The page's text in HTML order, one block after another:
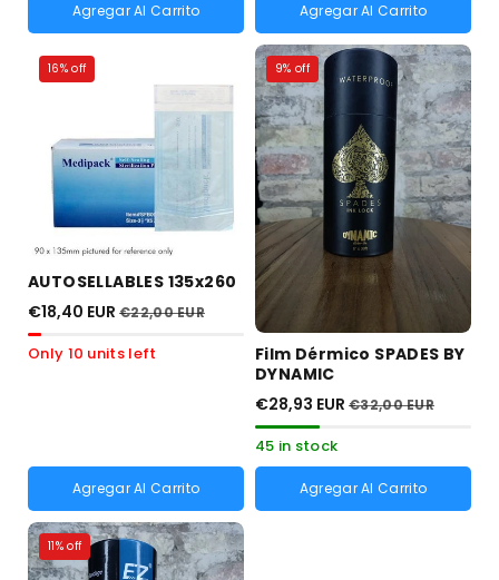
Agregar Al Carrito Agregar Al Carrito
16% off
AUTOSELLABLES 135x260
€18,40 EUR €22,00 EUR
Only 10 units left
Agregar Al Carrito
9% off
Film Dérmico SPADES BY
DYNAMIC
€28,93 EUR €32,00 EUR
45 in stock
Agregar Al Carrito
11% off